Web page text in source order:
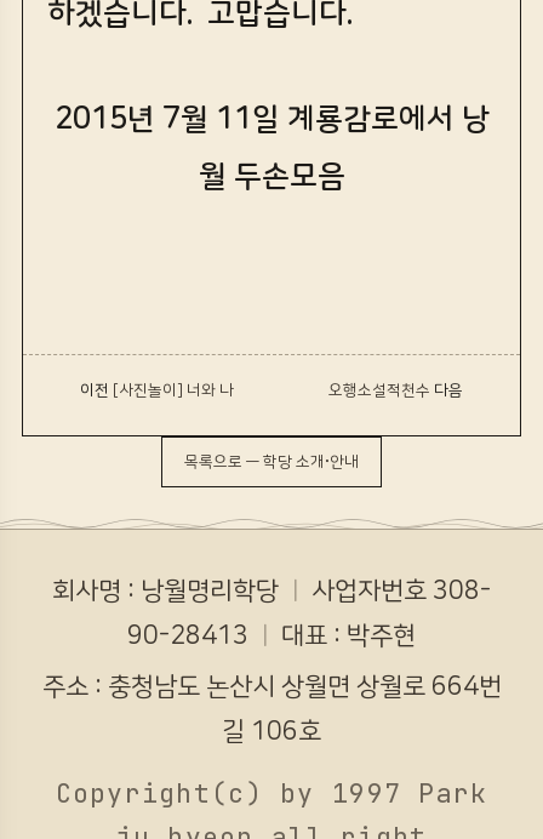
하겠습니다. 고맙습니다.
2015년 7월 11일 계룡감로에서 낭
월 두손모음
‹ 이전 [사진놀이] 너와 나 오행소설적천수 다음 ›
목록으로 — 학당 소개·안내
회사명 : 낭월명리학당
사업자번호 308-
90-28413
대표 : 박주현
주소 : 충청남도 논산시 상월면 상월로 664번
길 106호
Copyright(c) by 1997 Park